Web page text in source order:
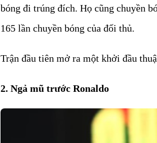
bóng đi trúng đích. Họ cũng chuyền
165 lần chuyền bóng của đối thủ.
Trận đầu tiên mở ra một khởi đầu
2. Ngả mũ trước Ronaldo